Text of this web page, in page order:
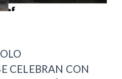
CELEBRAN CON